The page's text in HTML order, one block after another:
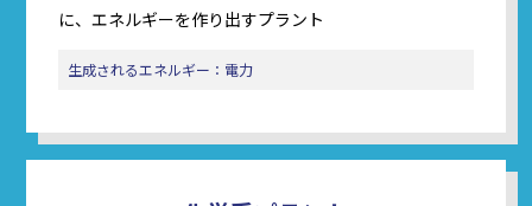
に、エネルギーを作り出すプラント
生成されるエネルギー：電力